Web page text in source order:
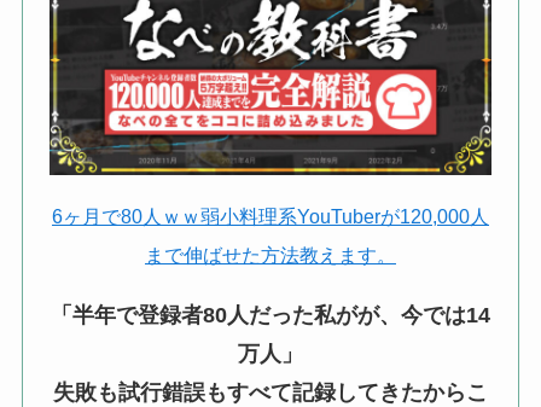
6ヶ月で80人ｗｗ弱小料理系YouTuberが120,000人
まで伸ばせた方法教えます。
「半年で登録者80人だった私がが、今では14
万人」
失敗も試行錯誤もすべて記録してきたからこ